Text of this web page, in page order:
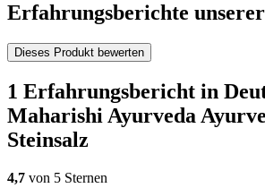
Erfahrungsberichte
Dieses Produkt bewerten
1 Erfahrungsbericht in
Maharishi Ayurveda
Steinsalz
4,7 von 5 Sternen